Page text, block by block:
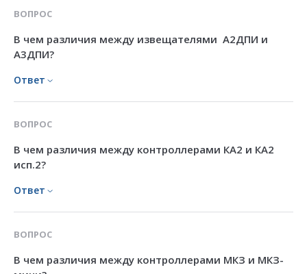
ВОПРОС
В чем различия между извещателями А2ДПИ и
А3ДПИ?
Ответ
ВОПРОС
В чем различия между контроллерами КА2 и КА2
исп.2?
Ответ
ВОПРОС
В чем различия между контроллерами МКЗ и МКЗ-